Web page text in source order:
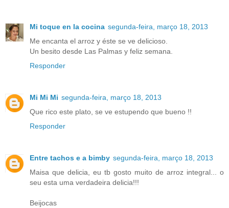
Mi toque en la cocina segunda-feira, março 18, 2013
Me encanta el arroz y éste se ve delicioso.
Un besito desde Las Palmas y feliz semana.
Responder
Mi Mi Mi segunda-feira, março 18, 2013
Que rico este plato, se ve estupendo que bueno !!
Responder
Entre tachos e a bimby segunda-feira, março 18, 2013
Maisa que delicia, eu tb gosto muito de arroz integral... o
seu esta uma verdadeira delicia!!!
Beijocas